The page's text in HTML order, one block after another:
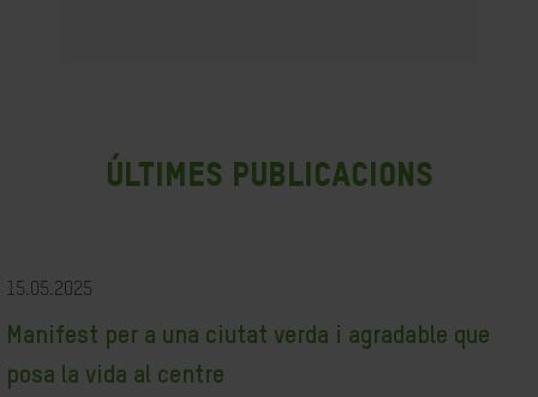
últimes publicacions
15.05.2025
Manifest per a una ciutat verda i agradable que
posa la vida al centre